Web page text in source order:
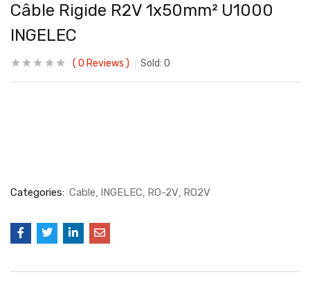
Câble Rigide R2V 1x50mm² U1000
INGELEC
0 Reviews Sold: 0
Categories: Cable INGELEC RO-2V RO2V